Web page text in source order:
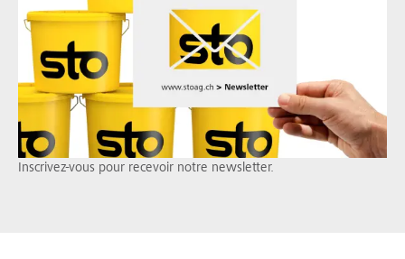
Inscrivez-vous pour recevoir notre newsletter.